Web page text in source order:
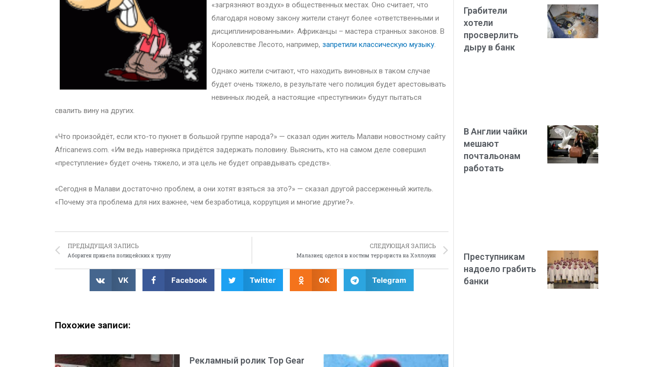
«загрязняют воздух» в общественных местах. Оно считает, что
благодаря новому закону жители станут более «ответственными и
дисциплинированными». Африканцы – мастера странных законов. В
Королевстве Лесото, например, запретили классическую музыку.
Однако жители считают, что находить виновных в таком случае
будет очень тяжело, в результате чего полиция будет арестовывать
невинных людей, а настоящие «преступники» будут пытаться
свалить вину на других.
«Что произойдёт, если кто-то пукнет в большой группе народа?» — сказал один житель Малави новостному сайту
Africanews.com. «Им ведь наверняка придётся задержать половину. Выяснить, кто на самом деле совершил
«преступление» будет очень тяжело, и эта цель не будет оправдывать средств».
«Сегодня в Малави достаточно проблем, а они хотят взяться за это?» — сказал другой рассерженный житель.
«Почему эта проблема для них важнее, чем безработица, коррупция и многие другие?».
ПРЕДЫДУЩАЯ ЗАПИСЬ
Абориген привела полицейских к трупу
СЛЕДУЮЩАЯ ЗАПИСЬ
Малазиец оделся в костюм террориста на Хэллоуин
VK Facebook Twitter OK Telegram
Похожие записи:
Рекламный ролик Top Gear
Грабители
хотели
просверлить
дыру в банк
В Англии чайки
мешают
почтальонам
работать
Преступникам
надоело грабить
банки